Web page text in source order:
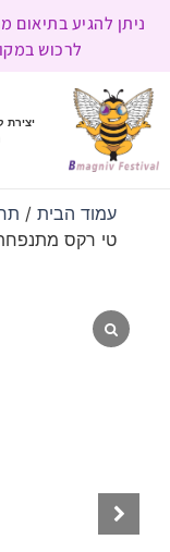
לרכוש במקום ,
יצירת
עמוד הבית/
טי רקס